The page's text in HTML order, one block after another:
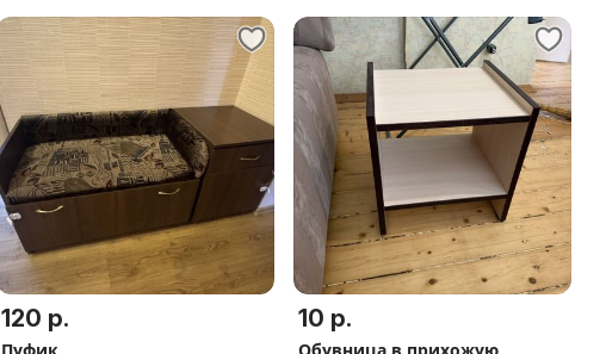
120 р. 10 р.